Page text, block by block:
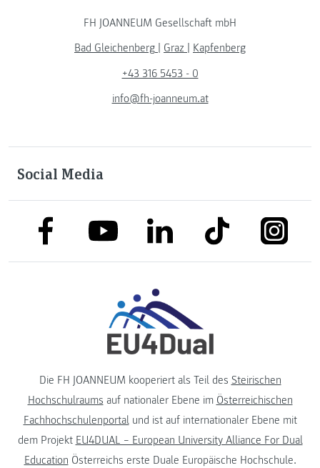
FH JOANNEUM Gesellschaft mbH
Bad Gleichenberg
Graz
Kapfenberg
+43 316 5453 - 0
info@fh-joanneum.at
Social Media
link to facebooklink to youtubelink to linkedinlink to tiktok
Die FH JOANNEUM kooperiert als Teil des Steirischen
Hochschulraums auf nationaler Ebene im Österreichischen
Fachhochschulenportalund ist auf internationaler Ebene mit
dem Projekt EU4DUAL – European University Alliance For Dual
Education Österreichs erste Duale Europäische Hochschule.